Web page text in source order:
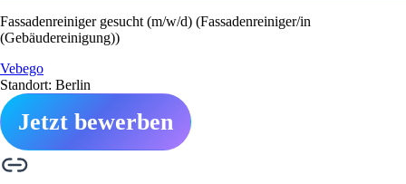
Fassadenreiniger gesucht (m/w/d) (Fassadenreiniger/in
(Gebäudereinigung))
Vebego
Standort: Berlin
Jetzt bewerben